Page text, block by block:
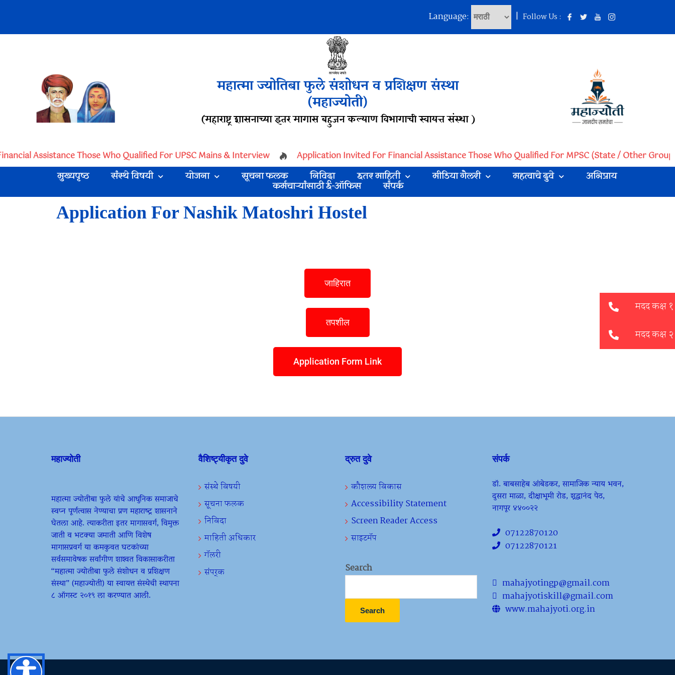
Language: | Follow Us :
महात्मा ज्योतिबा फुले संशोधन व प्रशिक्षण संस्था
(महाज्योती)
(महाराष्ट्र शासनाच्या इतर मागास बहुजन कल्याण विभागाची स्वायत्त संस्था )
Assistance Those Who Qualified For UPSC Mains & Interview
Application Invited For Financial Assistance Those Who Qualified For MPSC (State / Other
मुख्यपृष्ठ
संस्थे विषयी योजना सूचना फलक निविदा इतर माहिती मीडिया गैलरी महत्वाचे दुवे अभिप्राय
कर्मचाऱ्यांसाठी ई-ऑफिस संपर्क
Application For Nashik Matoshri Hostel
जाहिरात
तपशील
Application Form Link
महाज्योती
महात्मा ज्योतीबा फुले यांचे आधुनिक समाजाचे
स्वप्न पूर्णत्वास नेण्याचा प्रण महाराष्ट्र शासनाने
घेतला आहे. त्याकरीता इतर मागासवर्ग, विमुक्त
जाती व भटक्या जमाती आणि विशेष
मागासप्रवर्ग या कमकुवत घटकांच्या
सर्वसमावेषक सर्वांगीण शाश्वत विकासाकरीता
“महात्मा ज्योतीबा फुले संशोधन व प्रशिक्षण
संस्था” (महाज्योती) या स्वायत्त संस्थेची स्थापना
८ ऑगस्ट २०१९ ला करण्यात आली.
वैशिष्ट्यीकृत दुवे
संस्थे विषयी
सूचना फलक
निविदा
माहिती अधिकार
गॅलरी
संपर्क
द्रुत दुवे
कौशल्य विकास
Accessibility Statement
Screen Reader Access
साइटमॅप
Search
Search
संपर्क
डॉ. बाबसाहेब आंबेडकर, सामाजिक न्याय भवन,
दुसरा माळा, दीक्षाभूमी रोड, श्रद्धानंद पेठ,
नागपूर ४४००२२
07122870120
07122870121
mahajyotingp@gmail.com
mahajyotiskill@gmail.com
www.mahajyoti.org.in